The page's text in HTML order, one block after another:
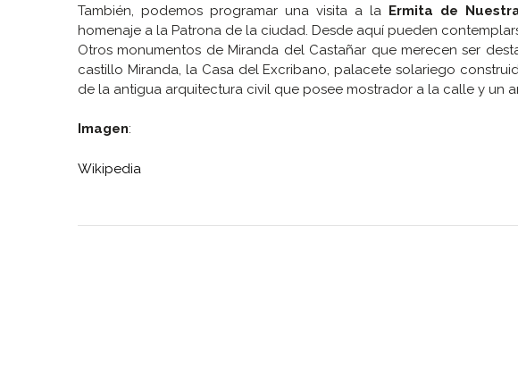
También, podemos programar una visita a la Ermita de
homenaje a la Patrona de la ciudad. Desde aquí pueden
Otros monumentos de Miranda del Castañar que merecen ser
castillo Miranda, la Casa del Excribano, palacete solariego
de la antigua arquitectura civil que posee mostrador a la calle y un
Imagen:
Wikipedia